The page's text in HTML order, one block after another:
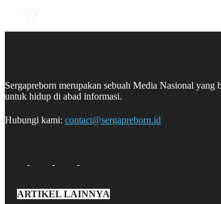
Sergapreborn merupakan sebuah Media Nasional
untuk hidup di abad informasi.
Hubungi kami: contact@sergapreborn.id
ARTIKEL LAINNYA